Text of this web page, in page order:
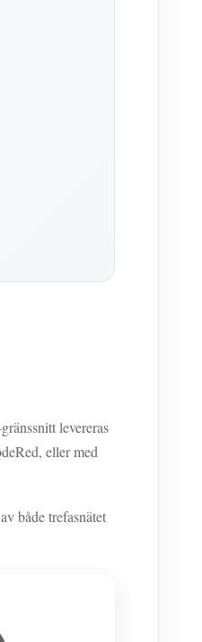
levereras
eller med
både trefasnätet